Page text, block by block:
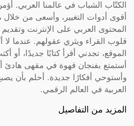
الكتّاب الشباب في عالمنا العربي.
أقوى أدوات التغيير، وأسعى من خلال
المحتوى العربي على الإنترنت
قلوب القراء ويثري عقولهم. عندما لا
الموقع، تجدني أقرأ كتابًا جديدًا، أو
أستمتع بفنجان قهوة في مقهى هادئ
وأستوحي أفكارًا جديدة. أحلم بأن
العربية في العالم الرقمي.
المزيد من التفاصيل